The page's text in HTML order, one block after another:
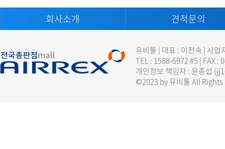
회사소개 견적문의
유비툴 | 대표 : 이전숙 | 사
TEL : 1588-6972 #5 | FAX :
개인정보 책임자 : 윤종섭 (
©2023 by 유비툴 All Rights